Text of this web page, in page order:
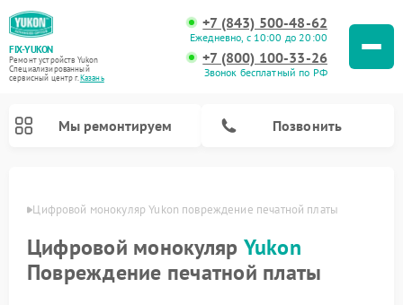
FIX-YUKON
Ремонт устройств Yukon
Специализированный
cервисный центр г.Казань
+7 (843) 500-48-62
Ежедневно, с 10:00 до 20:00
+7 (800) 100-33-26
Звонок бесплатный по РФ
Мы ремонтируем Позвонить
Цифровой монокуляр Yukon повреждение печатной платы
Цифровой монокуляр Yukon
Повреждение печатной платы